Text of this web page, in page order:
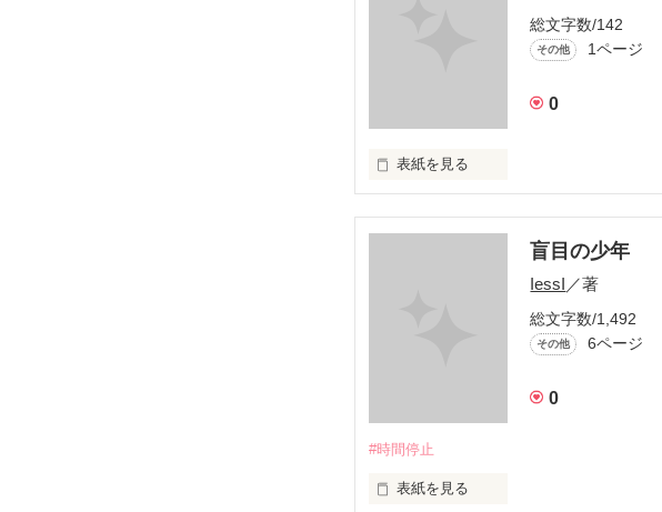
総文字数/142
その他 1ページ
0
表紙を見る
盲目の少年
IessI ／著
総文字数/1,492
その他 6ページ
0
#時間停止
表紙を見る